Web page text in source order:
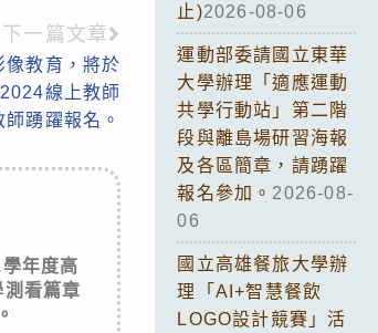
下一篇文章
像教育，將於
線上教師
踴躍報名。
年度高
看篇章
止)2026-08-06
運動部委請國立東華
大學辦理「適應運動
共學行動站」第二階
段與離島場研習海報
及各區簡章，請踴躍
報名參加。 2026-08-
06
國立高雄餐旅大學辦
理「AI+智慧餐飲
LOGO設計競賽」活